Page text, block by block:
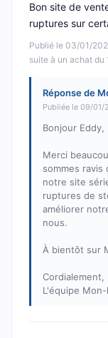
Publié le 03/01/
suite à un achat du
Bon site de
ruptures sur
Réponse de
Publiée le 09/01/
Bonjour Eddy,
Merci
sommes
notre site
ruptures de
améliorer
nous.
À bientôt sur
Cordialement,
L'équipe